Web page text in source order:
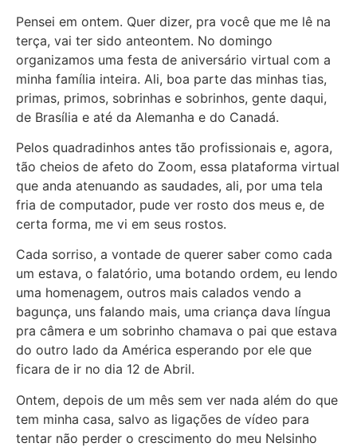
Pensei em ontem. Quer dizer, pra você que me lê na
terça, vai ter sido anteontem. No domingo
organizamos uma festa de aniversário virtual com a
minha família inteira. Ali, boa parte das minhas tias,
primas, primos, sobrinhas e sobrinhos, gente daqui,
de Brasília e até da Alemanha e do Canadá.
Pelos quadradinhos antes tão profissionais e, agora,
tão cheios de afeto do Zoom, essa plataforma virtual
que anda atenuando as saudades, ali, por uma tela
fria de computador, pude ver rosto dos meus e, de
certa forma, me vi em seus rostos.
Cada sorriso, a vontade de querer saber como cada
um estava, o falatório, uma botando ordem, eu lendo
uma homenagem, outros mais calados vendo a
bagunça, uns falando mais, uma criança dava língua
pra câmera e um sobrinho chamava o pai que estava
do outro lado da América esperando por ele que
ficara de ir no dia 12 de Abril.
Ontem, depois de um mês sem ver nada além do que
tem minha casa, salvo as ligações de vídeo para
tentar não perder o crescimento do meu Nelsinho